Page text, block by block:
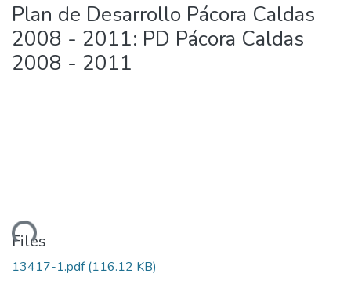
Plan de Desarrollo Pácora Caldas
2008 - 2011: PD Pácora Caldas
2008 - 2011
Files
13417-1.pdf(116.12 KB)